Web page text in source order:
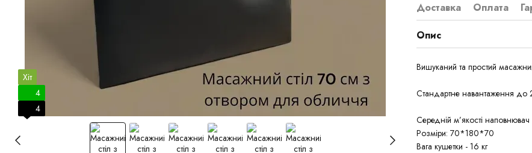
Хіт
4
4
Доставка Оплата
Опис
Вишуканий та простий
Стандартне навантаження до
Середній м’якості
Розміри: 70*180*70
Вага кушетки - 16 кг